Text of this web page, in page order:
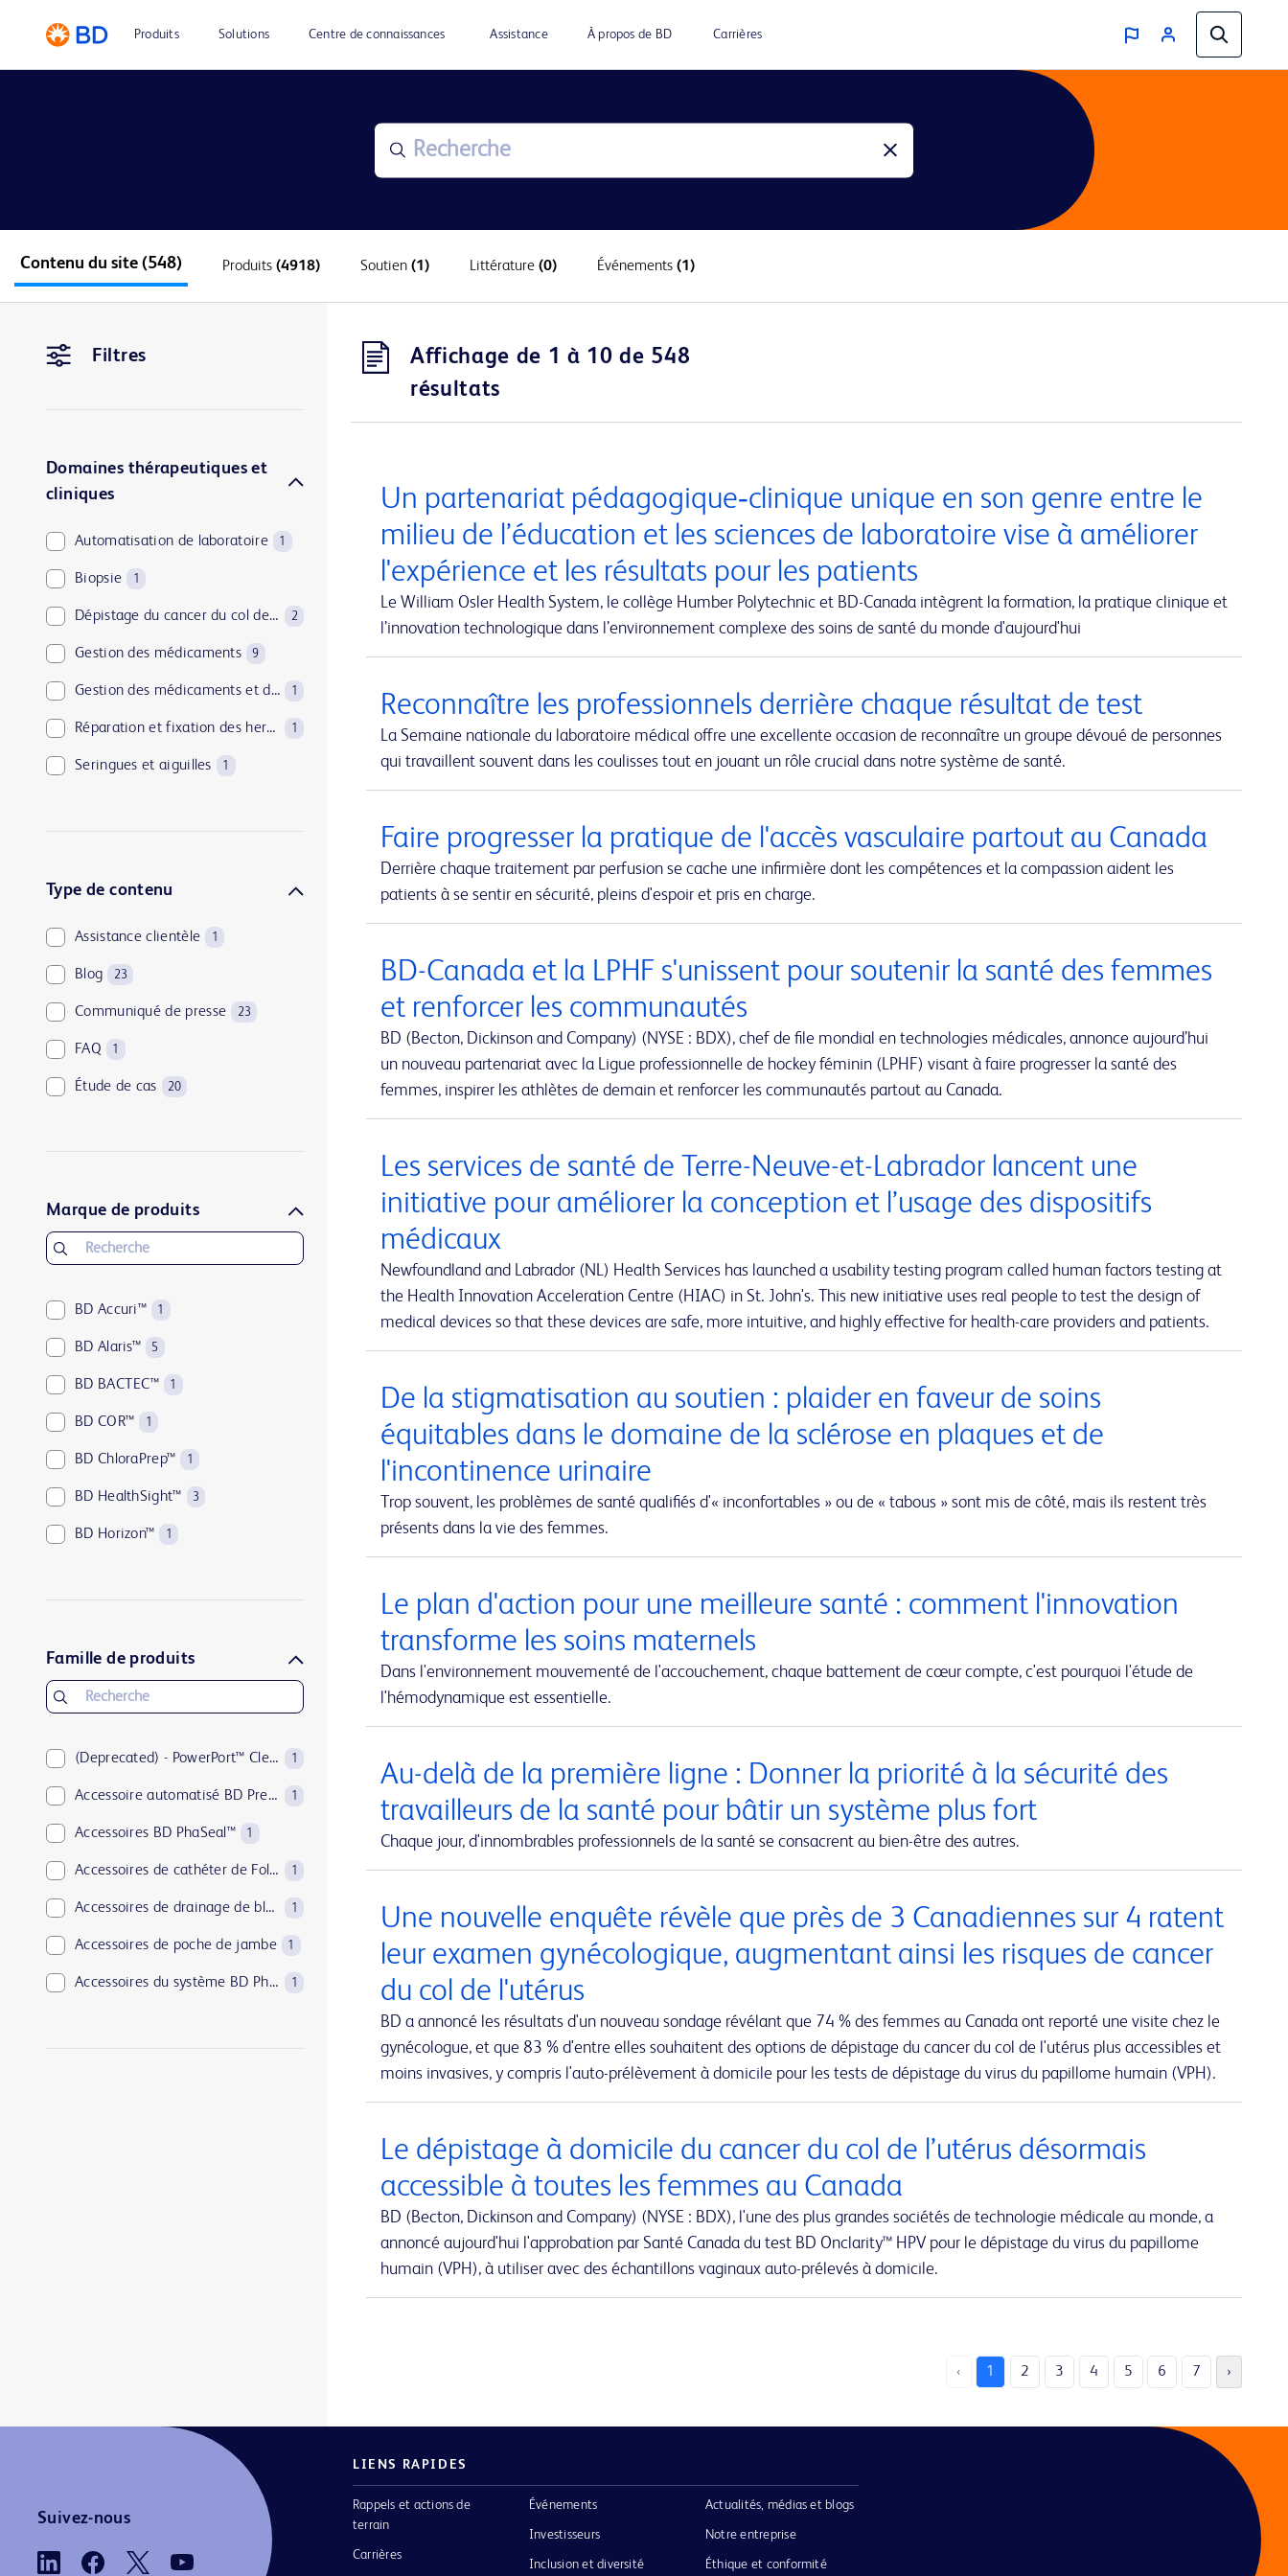
Produits Solutions Centre de connaissances Assistance À propos de BD Carrières
Contenu du site (548) Produits (4918) Soutien (1) Littérature (0) Événements (1)
Filtres
Domaines thérapeutiques et
cliniques
Automatisation de laboratoire 1
Biopsie 1
Dépistage du cancer du col de l’utérus 2
Gestion des médicaments 9
Gestion des médicaments et de l’approvisionnement 1
Réparation et fixation des hernies 1
Seringues et aiguilles 1
Type de contenu
Assistance clientèle 1
Blog 23
Communiqué de presse 23
FAQ 1
Étude de cas 20
Marque de produits
BD Accuri™ 1
BD Alaris™ 5
BD BACTEC™ 1
BD COR™ 1
BD ChloraPrep™ 1
BD HealthSight™ 3
BD Horizon™ 1
BD Parata™ 1
BD Pyxis™ 18
BD Rowa™ 1
BD SurePath™ 1
BD Synapsys™ 1
BD Vacutainer® 1
BD Viper™ 1
EnCor™ 1
Famille de produits
(Deprecated) - PowerPort™ ClearVUE™ Slim Implantable Port 1
Accessoire automatisé BD PrepMate™ 1
Accessoires BD PhaSeal™ 1
Accessoires de cathéter de Foley 1
Accessoires de drainage de blessure 1
Accessoires de poche de jambe 1
Accessoires du système BD Phoenix™ 1
Aiguilles Jamshidi™ à poignée en T
Aiguilles d’aspiration de moelle osseuse sternale iliaque Illinois
Aiguilles d’aspiration et biopsie de moelle osseuse Jamshidi™ originales
Affichage de 1 à 10 de 548
résultats
Un partenariat pédagogique‑clinique unique en son genre entre le
milieu de l’éducation et les sciences de laboratoire vise à améliorer
l'expérience et les résultats pour les patients
Le William Osler Health System, le collège Humber Polytechnic et BD-Canada intègrent la formation, la pratique clinique et
l’innovation technologique dans l’environnement complexe des soins de santé du monde d'aujourd'hui
Reconnaître les professionnels derrière chaque résultat de test
La Semaine nationale du laboratoire médical offre une excellente occasion de reconnaître un groupe dévoué de personnes
qui travaillent souvent dans les coulisses tout en jouant un rôle crucial dans notre système de santé.
Faire progresser la pratique de l'accès vasculaire partout au Canada
Derrière chaque traitement par perfusion se cache une infirmière dont les compétences et la compassion aident les
patients à se sentir en sécurité, pleins d'espoir et pris en charge.
BD-Canada et la LPHF s'unissent pour soutenir la santé des femmes
et renforcer les communautés
BD (Becton, Dickinson and Company) (NYSE : BDX), chef de file mondial en technologies médicales, annonce aujourd’hui
un nouveau partenariat avec la Ligue professionnelle de hockey féminin (LPHF) visant à faire progresser la santé des
femmes, inspirer les athlètes de demain et renforcer les communautés partout au Canada.
Les services de santé de Terre-Neuve-et-Labrador lancent une
initiative pour améliorer la conception et l’usage des dispositifs
médicaux
Newfoundland and Labrador (NL) Health Services has launched a usability testing program called human factors testing at
the Health Innovation Acceleration Centre (HIAC) in St. John's. This new initiative uses real people to test the design of
medical devices so that these devices are safe, more intuitive, and highly effective for health-care providers and patients.
De la stigmatisation au soutien : plaider en faveur de soins
équitables dans le domaine de la sclérose en plaques et de
l'incontinence urinaire
Trop souvent, les problèmes de santé qualifiés d'« inconfortables » ou de « tabous » sont mis de côté, mais ils restent très
présents dans la vie des femmes.
Le plan d'action pour une meilleure santé : comment l'innovation
transforme les soins maternels
Dans l'environnement mouvementé de l'accouchement, chaque battement de cœur compte, c'est pourquoi l'étude de
l'hémodynamique est essentielle.
Au-delà de la première ligne : Donner la priorité à la sécurité des
travailleurs de la santé pour bâtir un système plus fort
Chaque jour, d'innombrables professionnels de la santé se consacrent au bien-être des autres.
Une nouvelle enquête révèle que près de 3 Canadiennes sur 4 ratent
leur examen gynécologique, augmentant ainsi les risques de cancer
du col de l'utérus
BD a annoncé les résultats d'un nouveau sondage révélant que 74 % des femmes au Canada ont reporté une visite chez le
gynécologue, et que 83 % d'entre elles souhaitent des options de dépistage du cancer du col de l'utérus plus accessibles et
moins invasives, y compris l'auto-prélèvement à domicile pour les tests de dépistage du virus du papillome humain (VPH).
Le dépistage à domicile du cancer du col de l’utérus désormais
accessible à toutes les femmes au Canada
BD (Becton, Dickinson and Company) (NYSE : BDX), l'une des plus grandes sociétés de technologie médicale au monde, a
annoncé aujourd'hui l'approbation par Santé Canada du test BD Onclarity™ HPV pour le dépistage du virus du papillome
humain (VPH), à utiliser avec des échantillons vaginaux auto-prélevés à domicile.
‹ 1 2 3 4 5 6 7 ›
Suivez-nous
LIENS RAPIDES
Rappels et actions de
terrain
Carrières
Événements
Investisseurs
Inclusion et diversité
Actualités, médias et blogs
Notre entreprise
Éthique et conformité